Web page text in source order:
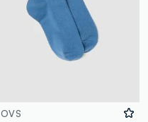
OVS